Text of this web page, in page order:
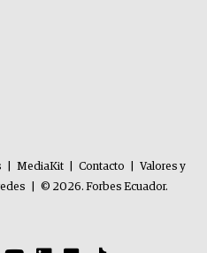
MediaKit Contacto
Valores y
© 2026. Forbes Ecuador.